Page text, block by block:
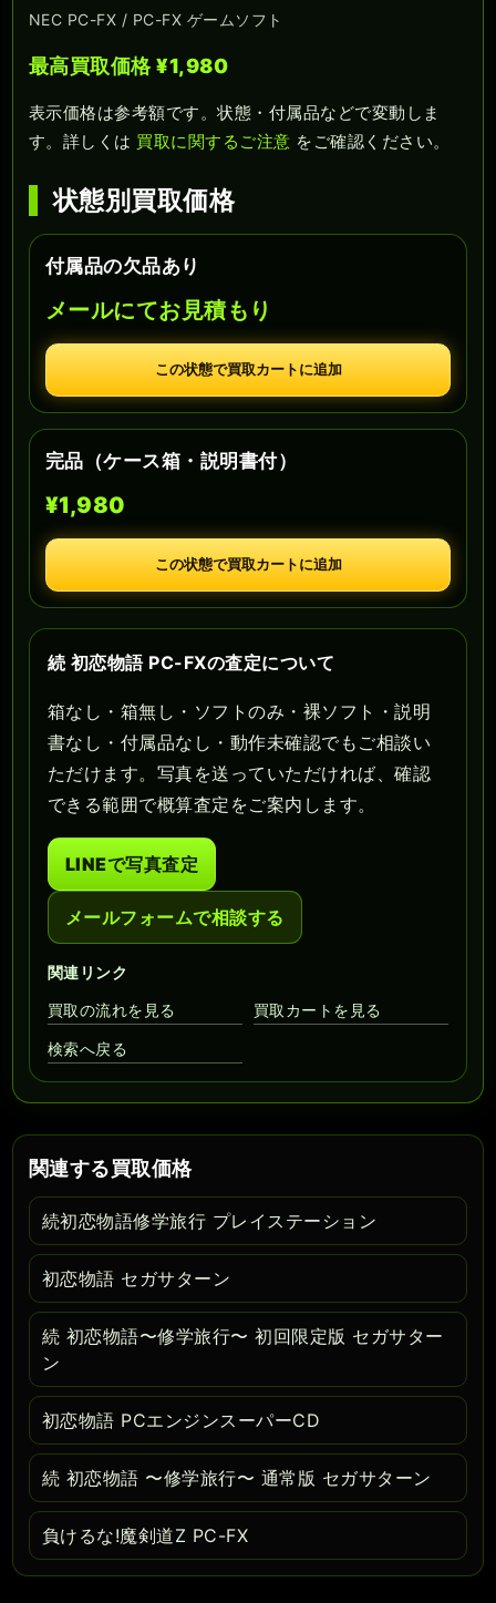
NEC PC-FX / PC-FX ゲームソフト
最高買取価格 ¥1,980
表示価格は参考額です。状態・付属品などで変動しま
す。詳しくは 買取に関するご注意 をご確認ください。
状態別買取価格
付属品の欠品あり
メールにてお見積もり
この状態で買取カートに追加
完品（ケース箱・説明書付）
¥1,980
この状態で買取カートに追加
続 初恋物語 PC-FXの査定について
箱なし・箱無し・ソフトのみ・裸ソフト・説明
書なし・付属品なし・動作未確認でもご相談い
ただけます。写真を送っていただければ、確認
できる範囲で概算査定をご案内します。
LINEで写真査定
メールフォームで相談する
関連リンク
買取の流れを見る
買取カートを見る
検索へ戻る
関連する買取価格
続初恋物語修学旅行 プレイステーション
初恋物語 セガサターン
続 初恋物語〜修学旅行〜 初回限定版 セガサター
ン
初恋物語 PCエンジンスーパーCD
続 初恋物語 〜修学旅行〜 通常版 セガサターン
負けるな!魔剣道Z PC-FX